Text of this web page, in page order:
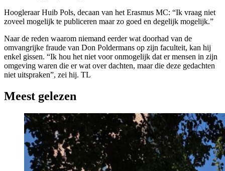
Hoogleraar Huib Pols, decaan van het Erasmus MC: “Ik vraag niet
zoveel mogelijk te publiceren maar zo goed en degelijk mogelijk.”
Naar de reden waarom niemand eerder wat doorhad van de
omvangrijke fraude van Don Poldermans op zijn faculteit, kan hij
enkel gissen. “Ik hou het niet voor onmogelijk dat er mensen in zijn
omgeving waren die er wat over dachten, maar die deze gedachten
niet uitspraken”, zei hij. TL
Meest gelezen